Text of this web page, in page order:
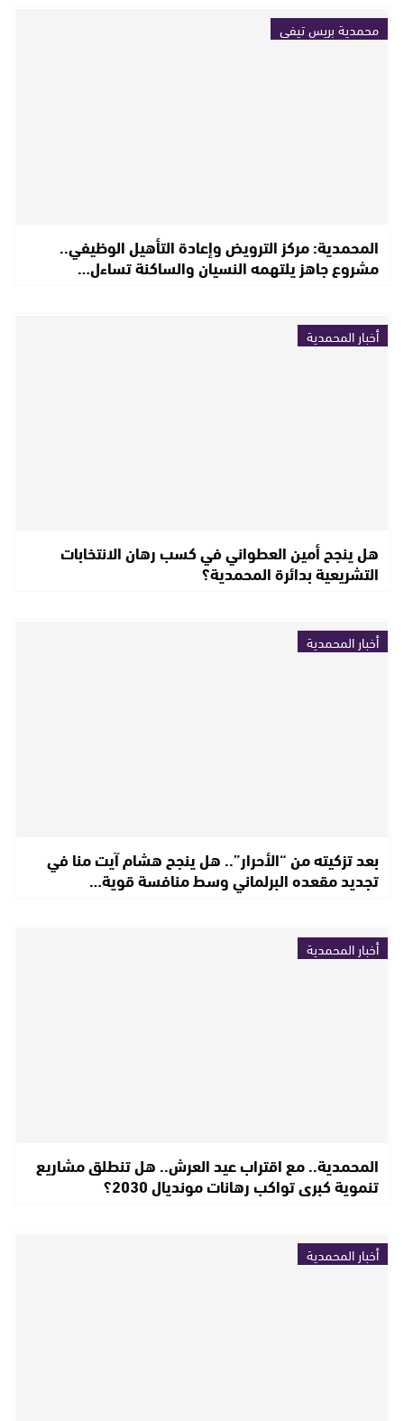
محمدية بريس تيفي
المحمدية: مركز الترويض وإعادة التأهيل الوظيفي..
مشروع جاهز يلتهمه النسيان والساكنة تساءل…
أخبار المحمدية
هل ينجح أمين العطواني في كسب رهان الانتخابات
التشريعية بدائرة المحمدية؟
أخبار المحمدية
بعد تزكيته من “الأحرار”.. هل ينجح هشام آيت منا في
تجديد مقعده البرلماني وسط منافسة قوية…
أخبار المحمدية
المحمدية.. مع اقتراب عيد العرش.. هل تنطلق مشاريع
تنموية كبرى تواكب رهانات مونديال 2030؟
أخبار المحمدية